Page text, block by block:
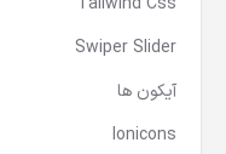
Swiper Slider
آیکون ها
Ionicons